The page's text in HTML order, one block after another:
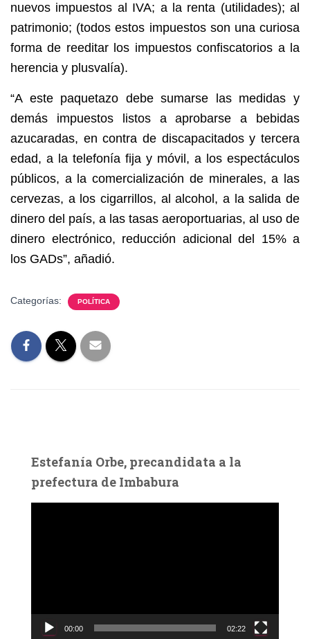
nuevos impuestos al IVA; a la renta (utilidades); al
patrimonio; (todos estos impuestos son una curiosa
forma de reeditar los impuestos confiscatorios a la
herencia y plusvalía).
“A este paquetazo debe sumarse las medidas y
demás impuestos listos a aprobarse a bebidas
azucaradas, en contra de discapacitados y tercera
edad, a la telefonía fija y móvil, a los espectáculos
públicos, a la comercialización de minerales, a las
cervezas, a los cigarrillos, al alcohol, a la salida de
dinero del país, a las tasas aeroportuarias, al uso de
dinero electrónico, reducción adicional del 15% a
los GADs”, añadió.
Categorías: POLÍTICA
Estefanía Orbe, precandidata a la
prefectura de Imbabura
c
00:00 02:22